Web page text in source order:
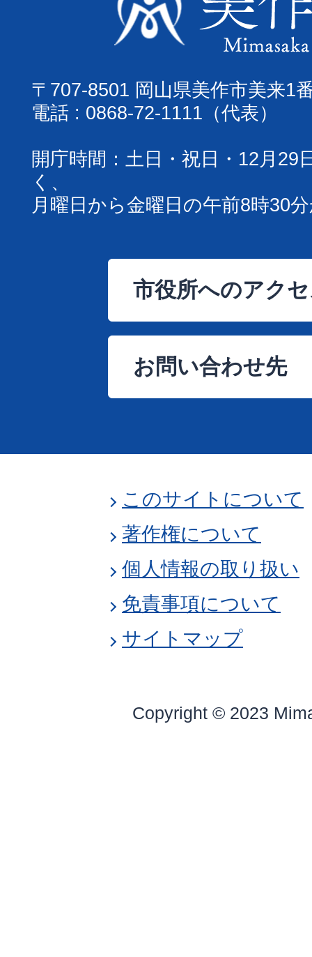
〒707-8501 岡山県美作市美来1
電話 : 0868-72-1111（代表）
開庁時間：土日・祝日・12月29
く、
月曜日から金曜日の午前8時30
市役所へのアク
お問い合わせ先
このサイトについて
著作権について
個人情報の取り扱い
免責事項について
サイトマップ
Copyright © 2023